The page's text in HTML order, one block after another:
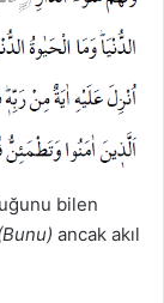
bilen
ancak akıl